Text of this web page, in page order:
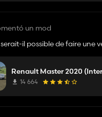
un mod
il possible de faire une
super mod merci a toi
14 664